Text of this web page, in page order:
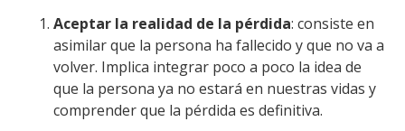
Aceptar la realidad de la pérdida: consiste en
asimilar que la persona ha fallecido y que no va a
volver. Implica integrar poco a poco la idea de
que la persona ya no estará en nuestras vidas y
comprender que la pérdida es definitiva.